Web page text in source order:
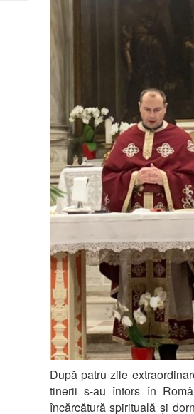
După patru zile
tinerii s-au întors în
încărcătură spirituală și